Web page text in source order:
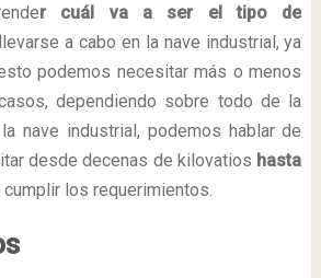
r cuál va a ser el tipo de
a cabo en la nave industrial, ya
podemos necesitar más o menos
dependiendo sobre todo de la
nave industrial, podemos hablar de
desde decenas de kilovatios hasta
cumplir los requerimientos.